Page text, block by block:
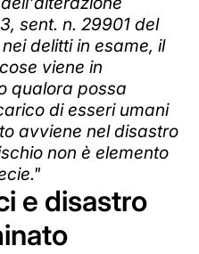
sent. n. 29901 del
delitti in esame, il
viene in
qualora possa
di esseri umani
avviene nel disastro
non è elemento
e disastro